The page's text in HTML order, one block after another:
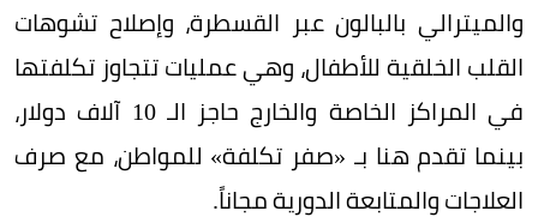
والميترالي بالبالون عبر القسطرة، وإصلاح تشوهات
القلب الخلقية للأطفال، وهي عمليات تتجاوز تكلفتها
في المراكز الخاصة والخارج حاجز الـ 10 آلاف دولار،
بينما تقدم هنا بـ «صفر تكلفة» للمواطن، مع صرف
العلاجات والمتابعة الدورية مجاناً.